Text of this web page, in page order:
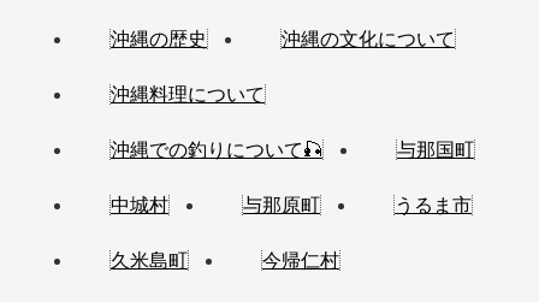
沖縄の歴史 沖縄の文化について
沖縄料理について
沖縄での釣りについて🎣 与那国町
中城村 与那原町 うるま市
久米島町 今帰仁村